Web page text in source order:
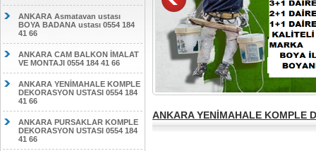
ANKARA Asmatavan ustası
BOYA BADANA ustası 0554 184
41 66
ANKARA CAM BALKON İMALAT
VE MONTAJI 0554 184 41 66
ANKARA YENİMAHALE KOMPLE
DEKORASYON USTASI 0554 184
41 66
ANKARA PURSAKLAR KOMPLE
DEKORASYON USTASI 0554 184
41 66
ANKARA YENİMAHALE KOMPLE